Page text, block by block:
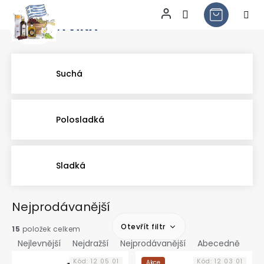
PřejítČERVENÁ VÍNA
Suchá
Polosladká
Sladká
Nejprodávanější
Ř
aNejlevnější Nejdražší Nejprodávanější Abecedně
15 položek celkem Otevřít filtr
Kód: 12 05 01 Kód: 12 03 01